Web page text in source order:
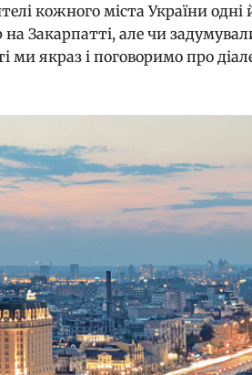
кожного міста України одні
на Закарпатті, але чи
ми якраз і поговоримо про